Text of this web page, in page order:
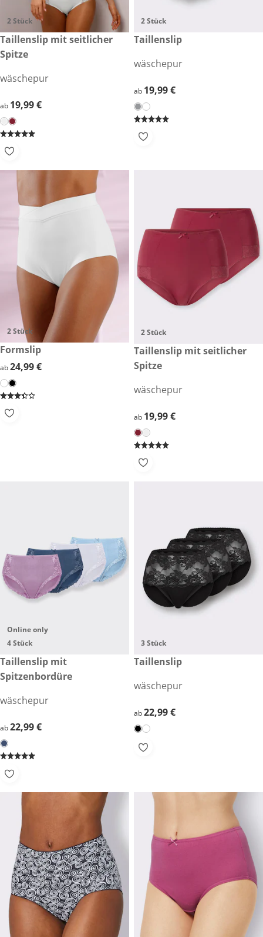
2 Stück
19,99 €
Taillenslip mit seitlicher
Spitze
wäschepur
19,99 €
ab 19,99 €
2 Stück
19,99 €
Taillenslip
wäschepur
19,99 €
ab 19,99 €
2 Stück
24,99 €
Formslip
24,99 €
ab24,99 €
2 Stück
19,99 €
Taillenslip mit seitlicher
Spitze
wäschepur
19,99 €
ab 19,99 €
Online only
4 Stück
22,99 €
Taillenslip mit
Spitzenbordüre
wäschepur
22,99 €
ab22,99 €
3 Stück
22,99 €
Taillenslip
wäschepur
22,99 €
ab22,99 €